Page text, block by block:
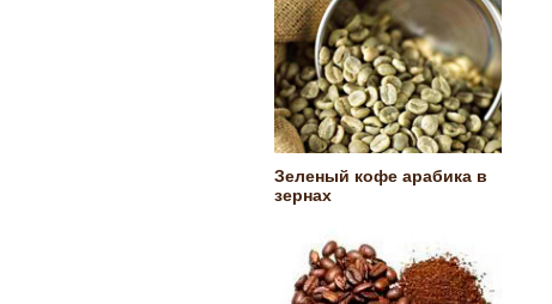
Зеленый кофе арабика в
зернах